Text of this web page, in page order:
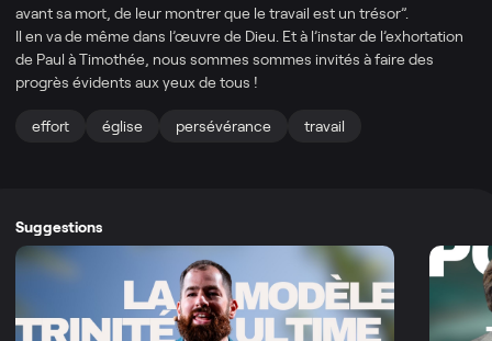
avant sa mort, de leur montrer que le travail est un trésor”.
Il en va de même dans l’œuvre de Dieu. Et à l’instar de l’exhortation
de Paul à Timothée, nous sommes sommes invités à faire des
progrès évidents aux yeux de tous !
effort église persévérance travail
Suggestions